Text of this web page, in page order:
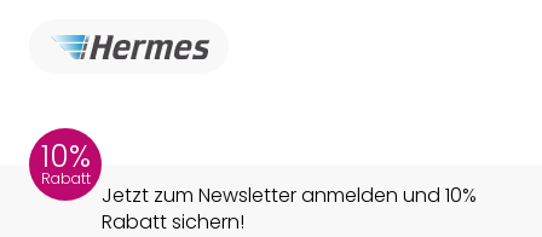
10%
Rabatt
Jetzt zum Newsletter anmelden und 10%
Rabatt sichern!